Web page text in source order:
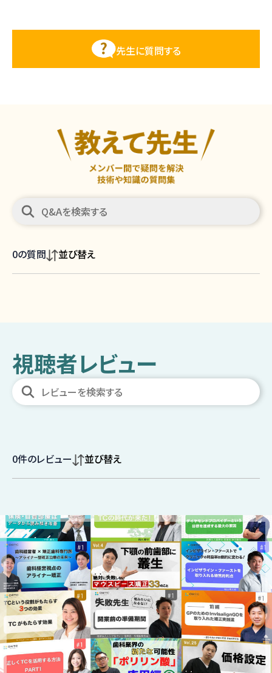
先生に質問する
0の質問 並び替え
視聴者レビュー
0件のレビュー 並び替え